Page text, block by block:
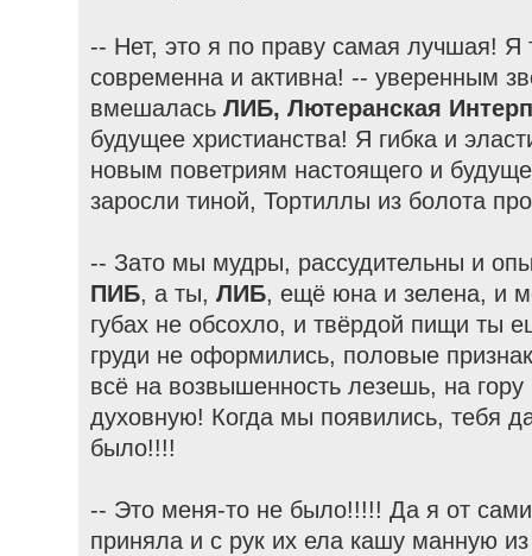
-- Нет, это я по праву самая лучшая! Я
современна и активна! -- уверенным
вмешаласьЛИБ, Лютеранская
будущее христианства! Я гибка и
новым поветриям настоящего и
заросли тиной, Тортиллы из болота
-- Зато мы мудры, рассудительны и
ПИБ, а ты,ЛИБ, ещё юна и зелена, и
губах не обсохло, и твёрдой пищи ты
груди не оформились, половые
всё на возвышенность лезешь, на гору
духовную! Когда мы появились, тебя
было!!!!
-- Это меня-то не было!!!!! Да я от
приняла и с рук их ела кашу манную